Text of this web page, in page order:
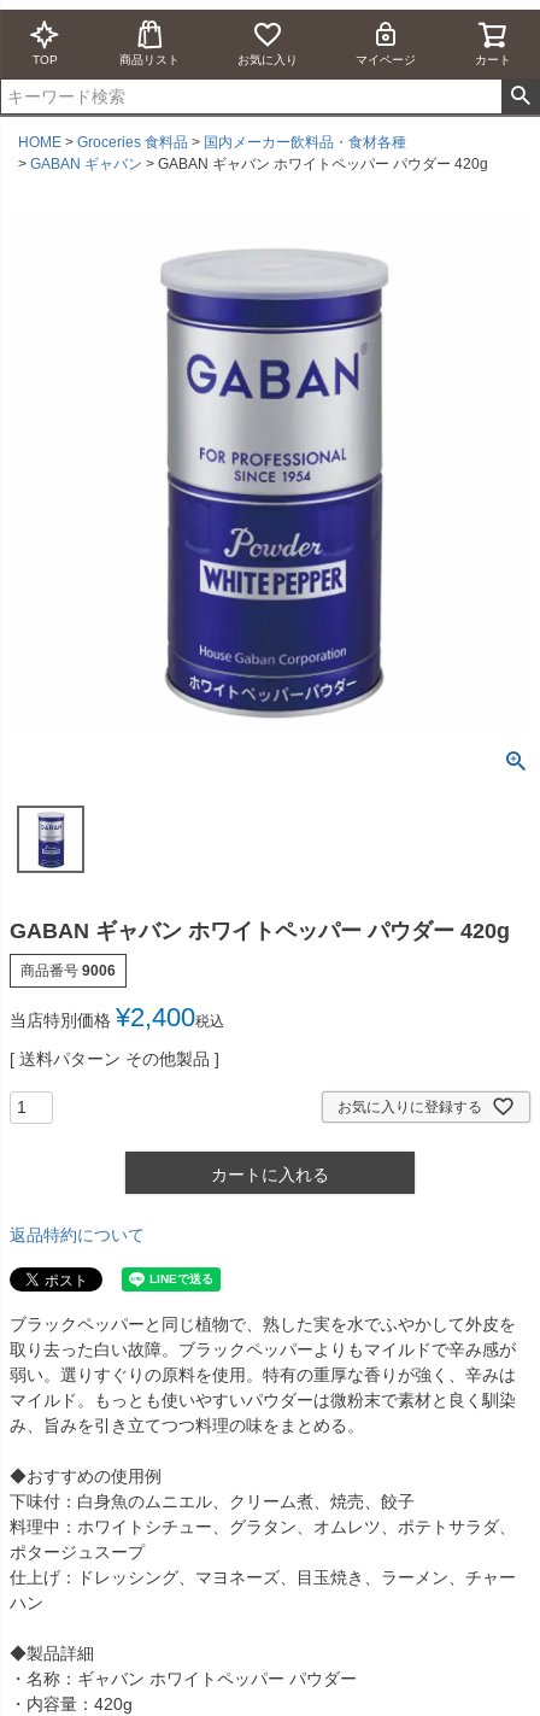
TOP 商品リスト お気に入り マイページ カート
HOME Groceries 食料品
国内メーカー飲料品・食材各種
GABAN ギャバン
GABAN ギャバン ホワイトペッパー パウダー 420g
GABAN ギャバン ホワイトペッパー パウダー 420g
商品番号 9006
当店特別価格 ¥2,400税込
送料パターン その他製品
お気に入りに登録する
カートに入れる
返品特約について
ブラックペッパーと同じ植物で、熟した実を水でふやかして外皮を
取り去った白い故障。ブラックペッパーよりもマイルドで辛み感が
弱い。選りすぐりの原料を使用。特有の重厚な香りが強く、辛みは
マイルド。もっとも使いやすいパウダーは微粉末で素材と良く馴染
み、旨みを引き立てつつ料理の味をまとめる。
◆おすすめの使用例
下味付：白身魚のムニエル、クリーム煮、焼売、餃子
料理中：ホワイトシチュー、グラタン、オムレツ、ポテトサラダ、
ポタージュスープ
仕上げ：ドレッシング、マヨネーズ、目玉焼き、ラーメン、チャー
ハン
◆製品詳細
・名称：ギャバン ホワイトペッパー パウダー
・内容量：420g